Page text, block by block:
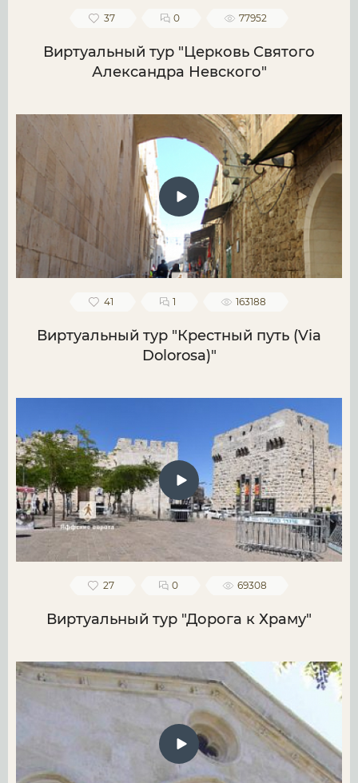
37 0 77952
Виртуальный тур "Церковь Святого
Александра Невского"
41 1 163188
Виртуальный тур "Крестный путь (Via
Dolorosa)"
27 0 69308
Виртуальный тур "Дорога к Храму"